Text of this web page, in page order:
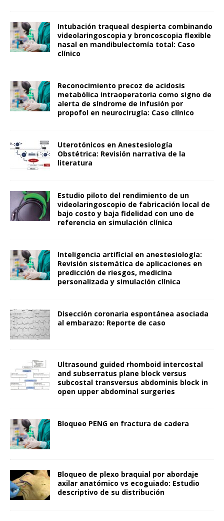
Intubación traqueal despierta combinando
videolaringoscopia y broncoscopia flexible
nasal en mandibulectomía total: Caso
clínico
Reconocimiento precoz de acidosis
metabólica intraoperatoria como signo de
alerta de síndrome de infusión por
propofol en neurocirugía: Caso clínico
Uterotónicos en Anestesiología
Obstétrica: Revisión narrativa de la
literatura
Estudio piloto del rendimiento de un
videolaringoscopio de fabricación local de
bajo costo y baja fidelidad con uno de
referencia en simulación clínica
Inteligencia artificial en anestesiología:
Revisión sistemática de aplicaciones en
predicción de riesgos, medicina
personalizada y simulación clínica
Disección coronaria espontánea asociada
al embarazo: Reporte de caso
Ultrasound guided rhomboid intercostal
and subserratus plane block versus
subcostal transversus abdominis block in
open upper abdominal surgeries
Bloqueo PENG en fractura de cadera
Bloqueo de plexo braquial por abordaje
axilar anatómico vs ecoguiado: Estudio
descriptivo de su distribución